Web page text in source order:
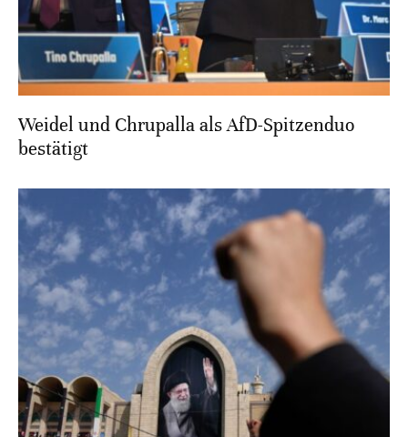
Weidel und Chrupalla als AfD-Spitzenduo
bestätigt